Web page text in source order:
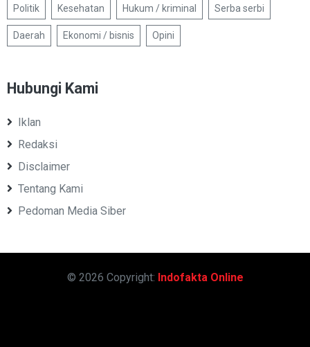
Politik Kesehatan Hukum / kriminal Serba serbi
Daerah Ekonomi / bisnis Opini
Hubungi Kami
Iklan
Redaksi
Disclaimer
Tentang Kami
Pedoman Media Siber
© 2026 Copyright: Indofakta Online